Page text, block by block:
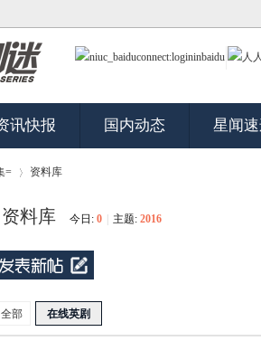
讯快报 国内动态 星闻速
=
›
资料库
资料库 今日: 0 主题: 2016
全部 在线英剧